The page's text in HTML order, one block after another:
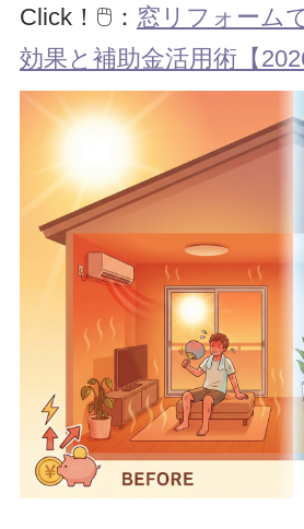
Click！🖱️： 窓リフォーム
効果と補助金活用術【